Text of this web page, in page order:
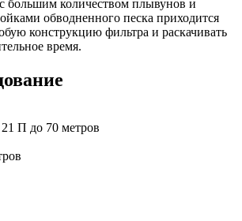
большим количеством плывунов и
обводненного песка приходится
конструкцию фильтра и раскачивать
время.
П до 70 метров